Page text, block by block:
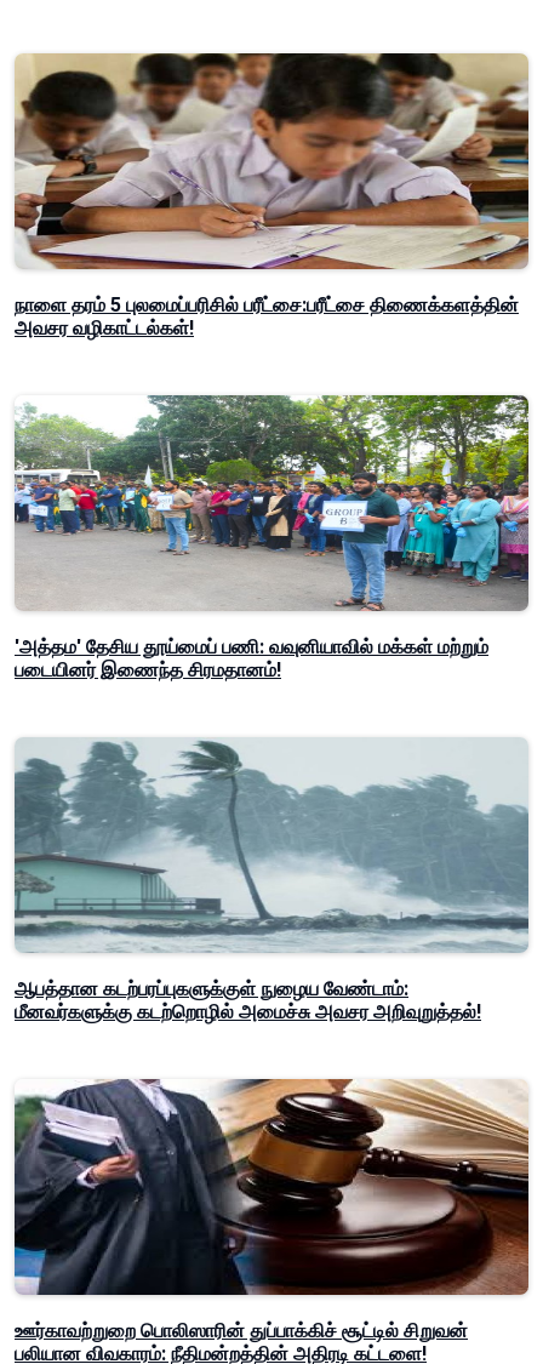
நாளை தரம் 5 புலமைப்பரிசில் பரீட்சை:பரீட்சை திணைக்களத்தின்
அவசர வழிகாட்டல்கள்!
'அத்தம' தேசிய தூய்மைப் பணி: வவுனியாவில் மக்கள் மற்றும்
படையினர் இணைந்த சிரமதானம்!
ஆபத்தான கடற்பரப்புகளுக்குள் நுழைய வேண்டாம்:
மீனவர்களுக்கு கடற்றொழில் அமைச்சு அவசர அறிவுறுத்தல்!
ஊர்காவற்றுறை பொலிஸாரின் துப்பாக்கிச் சூட்டில் சிறுவன்
பலியான விவகாரம்: நீதிமன்றத்தின் அதிரடி கட்டளை!